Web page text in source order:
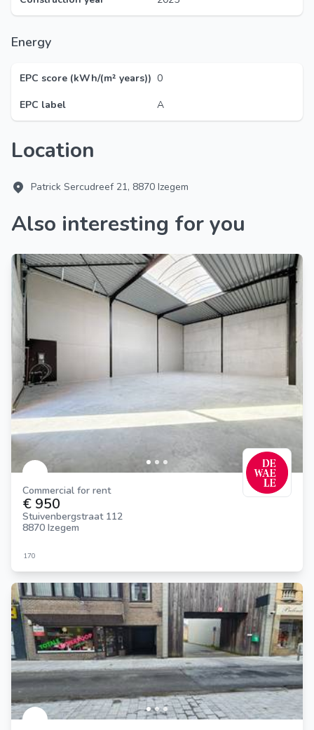
Energy
EPC score (kWh/(m² years)) 0
EPC label
A
Location
Patrick Sercudreef 21, 8870 Izegem
Also interesting for you
Commercial for rent
€ 950
Stuivenbergstraat 112
8870 Izegem
170